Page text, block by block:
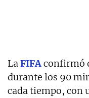
LaFIFAconfirmó
durante los 90
cada tiempo, con